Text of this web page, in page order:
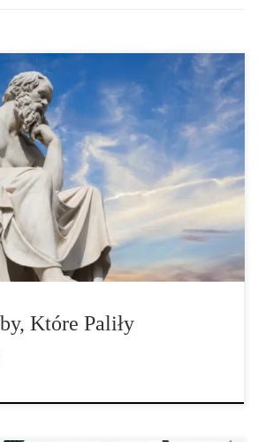
paliły marihuanę. Palenie marihuany
Wiele osób uważa, że ​osoby palące
i pozbawione motywacji. Niemniej
którzy są utalentowani i inteligentni,
regularnie palili lub palą marihuanę.
umysłów na świecie używały marihuany,
słynnych palaczy, którzy obalają […]
Które Paliły